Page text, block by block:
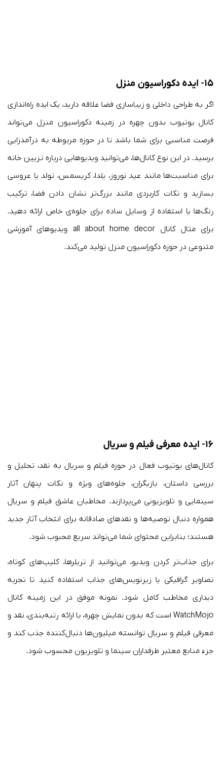
۱۵- ایده دکوراسیون منزل
اگر به طراحی داخلی و زیباسازی فضا علاقه دارید، یک ایده راه‌اندازی
کانال یوتیوب بدون چهره در زمینه دکوراسیون منزل می‌تواند
فرصت مناسبی برای شما باشد تا در حوزه مربوطه به درآمدزایی
برسید. در این نوع کانال‌ها، می‌توانید ویدیوهایی درباره تزیین خانه
برای مناسبت‌ها مانند عید نوروز، یلدا، کریسمس، تولد یا عروسی
بسازید و نکات کاربردی مانند بزرگ‌تر نشان دادن فضا، ترکیب
رنگ‌ها یا استفاده از وسایل ساده برای جلوه‌ی خاص ارائه دهید.
برای مثال کانال all about home decor ویدیوهای آموزشی
متنوعی در حوزه دکوراسیون منزل تولید می‌کند.
۱۶- ایده معرفی فیلم و سریال
کانال‌های یوتیوب فعال در حوزه فیلم و سریال به نقد، تحلیل و
بررسی داستان، بازیگران، جلوه‌های ویژه و نکات پنهان آثار
سینمایی و تلویزیونی می‌پردازند. مخاطبان عاشق فیلم و سریال
همواره دنبال توصیه‌ها و نقدهای صادقانه برای انتخاب آثار جدید
هستند؛ بنابراین محتوای شما می‌تواند سریع محبوب شود.
برای جذاب‌تر کردن ویدیو، می‌توانید از تریلرها، کلیپ‌های کوتاه،
تصاویر گرافیکی یا زیرنویس‌های جذاب استفاده کنید تا تجربه
دیداری مخاطب کامل شود. نمونه موفق در این زمینه کانال
WatchMojo است که بدون نمایش چهره، با ارائه رتبه‌بندی، نقد و
معرفی فیلم و سریال توانسته میلیون‌ها دنبال‌کننده جذب کند و
جزء منابع معتبر طرفداران سینما و تلویزیون محسوب شود.